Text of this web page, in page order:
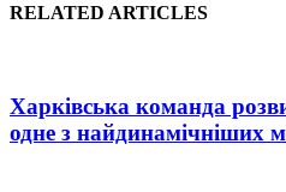
RELATED ARTICLES
Харківська команда
одне з найдинамічніших